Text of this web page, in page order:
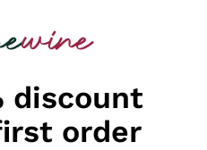
discount
order